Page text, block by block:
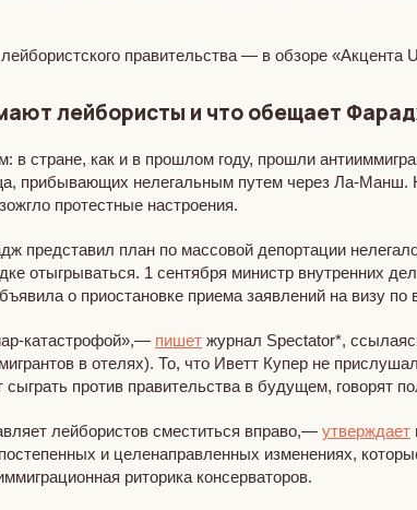
правительства — в обзоре «Акцента
лейбористы и что обещает
в стране, как и в прошлом году, прошли
прибывающих нелегальным путем через Ла-
протестные настроения.
представил план по массовой депортации
отыгрываться. 1 сентября министр внутренних
о приостановке приема заявлений на визу
катастрофой»,— пишет журнал Spectator*,
в отелях). То, что Иветт Купер не
против правительства в будущем, говорят
лейбористов сместиться вправо,— утверждает
и целенаправленных изменениях,
риторика консерваторов.